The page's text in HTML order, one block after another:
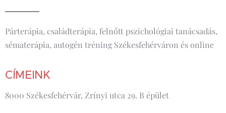
Párterápia, családterápia, felnőtt pszichológiai tanácsadás,
sématerápia, autogén tréning Székesfehérváron és online
CÍMEINK
8000 Székesfehérvár, Zrínyi utca 29. B épület